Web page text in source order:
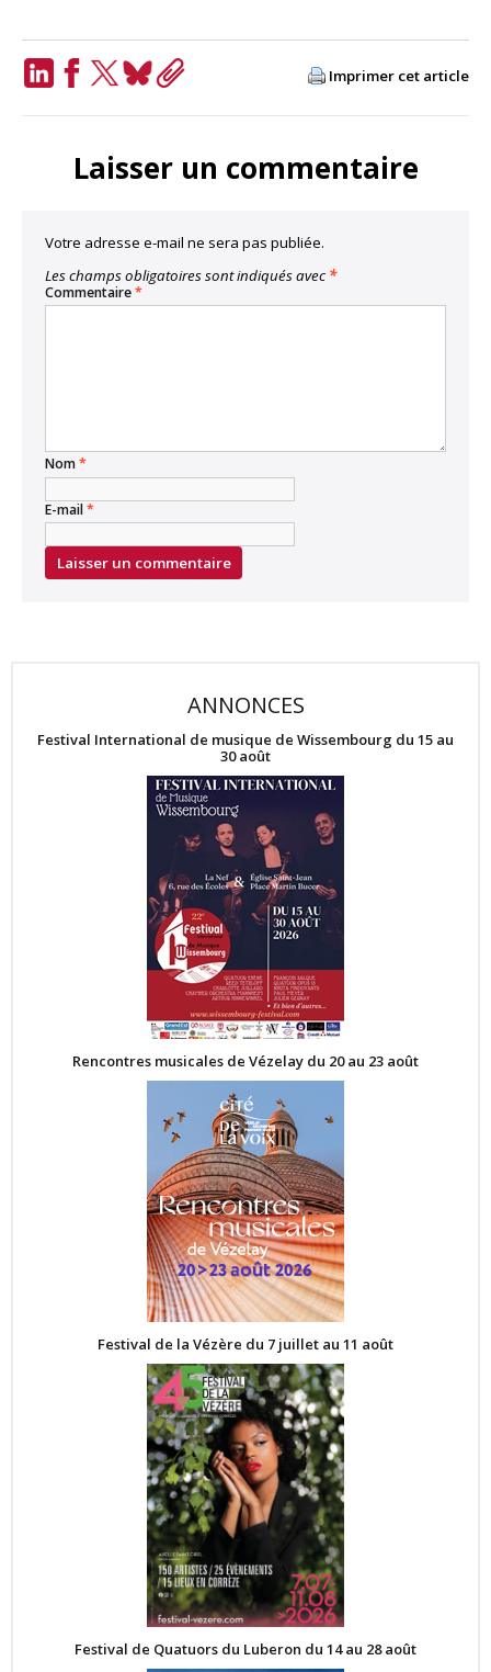
Imprimer cet article
Laisser un commentaire
Votre adresse e-mail ne sera pas publiée.
Les champs obligatoires sont indiqués avec *
Commentaire*
Nom*
E-mail*
ANNONCES
Festival International de musique de Wissembourg du 15 au
30 août
Rencontres musicales de Vézelay du 20 au 23 août
Festival de la Vézère du 7 juillet au 11 août
Festival de Quatuors du Luberon du 14 au 28 août